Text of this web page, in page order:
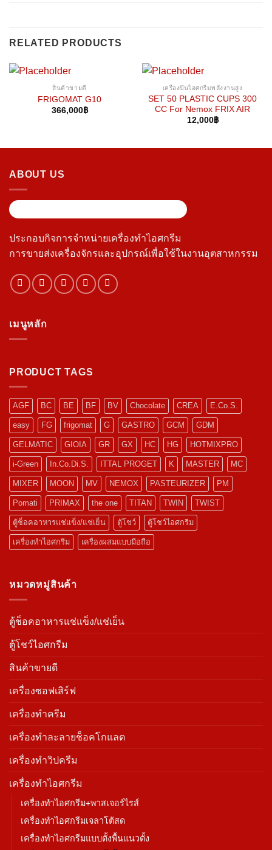
RELATED PRODUCTS
สินค้าขายดี
FRIGOMAT G10
366,000฿
เครื่องปั่นไอศกรีมพลังงานสูง
SET 50 PLASTIC CUPS 300
CC For Nemox FRIX AIR
12,000฿
ABOUT US
ประกอบกิจการจำหน่ายเครื่องทำไอศกรีม
การขายส่งเครื่องจักรและอุปกรณ์เพื่อใช้ในงานอุตสาหกรรม
เมนูหลัก
PRODUCT TAGS
AGF BC BE BF BV Chocolate CREA E.Co.S.
easy FG frigomat G GASTRO GCM GDM
GELMATIC GIOIA GR GX HC HG HOTMIXPRO
i-Green In.Co.Di.S. ITTAL PROGET K MASTER MC
MIXER MOON MV NEMOX PASTEURIZER PM
Pomati PRIMAX the one TITAN TWIN TWIST
ตู้ช็อคอาหารแช่แข็ง/แช่เย็น ตู้โชว์ ตู้โชว์ไอศกรีม
เครื่องทำไอศกรีม เครื่องผสมแบบมือถือ
หมวดหมู่สินค้า
ตู้ช็อคอาหารแช่แข็ง/แช่เย็น
ตู้โชว์ไอศกรีม
สินค้าขายดี
เครื่องซอฟเสิร์ฟ
เครื่องทำครีม
เครื่องทำละลายช็อคโกแลต
เครื่องทำวิปครีม
เครื่องทำไอศกรีม
เครื่องทำไอศกรีม+พาสเจอร์ไรส์
เครื่องทำไอศกรีมเจลาโต้สด
เครื่องทำไอศกรีมแบบตั้งพื้นแนวตั้ง